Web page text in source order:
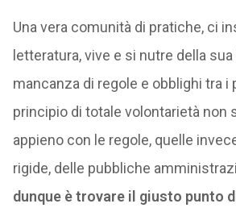
Una vera comunità di pratiche, ci
letteratura, vive e si nutre della
mancanza di regole e obblighi tra i
principio di totale volontarietà non
appieno con le regole, quelle
rigide, delle pubbliche
dunque è trovare il giusto punto